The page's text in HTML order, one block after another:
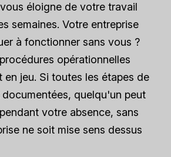
éloigne de votre travail
semaines. Votre entreprise
à fonctionner sans vous ?
opérationnelles
en jeu. Si toutes les étapes de
quelqu'un peut
votre absence, sans
ne soit mise sens dessus